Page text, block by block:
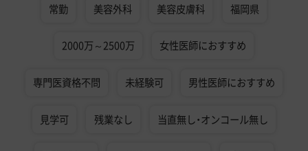
常勤 美容外科 美容皮膚科 福岡県
2000万～2500万 女性医師におすすめ
専門医資格不問 未経験可 男性医師におすすめ
見学可 残業なし 当直無し・オンコール無し